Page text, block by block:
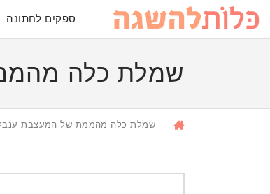
ספקים לחתונה
שמלת כלה
שמלת כלה מהממת של המעצבת